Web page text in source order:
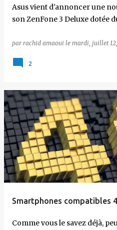
Asus vient d'annoncer une
son ZenFone 3 Deluxe dotée
par rachid amaoui le mardi, juillet
2
Smartphones compatibles
Comme vous le savez déjà,